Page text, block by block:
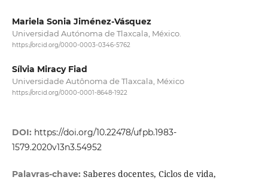
Mariela Sonia Jiménez-Vásquez
Universidad Autónoma de Tlaxcala, México.
https://orcid.org/0000-0003-0346-5762
Sílvia Miracy Fiad
Universidade Autônoma de Tlaxcala, México
https://orcid.org/0000-0001-8648-1922
DOI: https://doi.org/10.22478/ufpb.1983-
1579.2020v13n3.54952
Palavras-chave: Saberes docentes, Ciclos de vida,